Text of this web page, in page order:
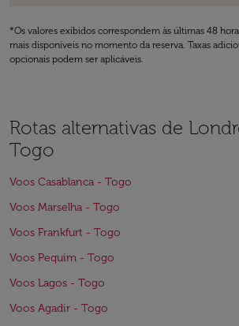
*Os valores exibidos correspondem às últimas 48
mais disponíveis no momento da reserva. Taxas
opcionais podem ser aplicáveis.
Rotas alternativas de
Togo
Voos Casablanca - Togo
Voos Marselha - Togo
Voos Frankfurt - Togo
Voos Pequim - Togo
Voos Lagos - Togo
Voos Agadir - Togo